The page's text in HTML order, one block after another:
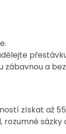
a
získat